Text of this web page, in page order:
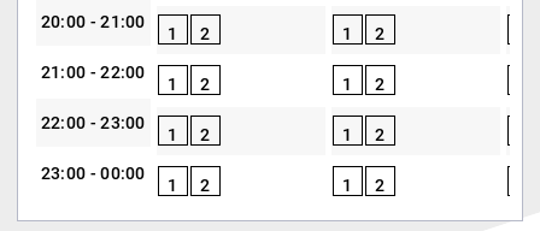
20:00 - 21:00
21:00 - 22:00
22:00 - 23:00
23:00 - 00:00
1 2 1 2
1 2 1 2
1 2 1 2
1 2 1 2